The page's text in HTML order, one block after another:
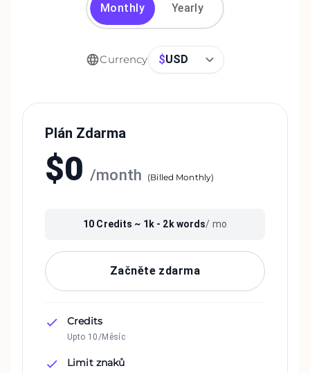
Monthly Yearly
Currency $USD
Plán Zdarma
$0 /month (Billed Monthly)
10 Credits ~ 1k - 2kwords/ mo
Začněte zdarma
Credits
Upto 10/Měsíc
Limit znaků